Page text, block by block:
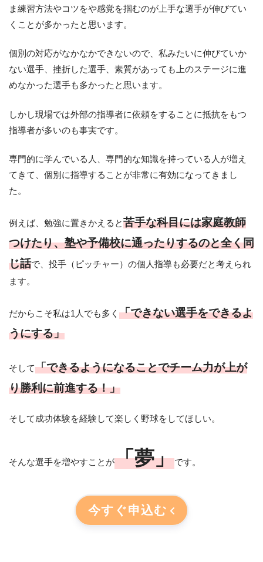
ま練習方法やコツをや感覚を掴むのが上手な選手が伸びてい
くことが多かったと思います。
個別の対応がなかなかできないので、私みたいに伸びていか
ない選手、挫折した選手、素質があっても上のステージに進
めなかった選手も多かったと思います。
しかし現場では外部の指導者に依頼をすることに抵抗をもつ
指導者が多いのも事実です。
専門的に学んでいる人、専門的な知識を持っている人が増え
てきて、個別に指導することが非常に有効になってきまし
た。
例えば、勉強に置きかえると苦手な科目には家庭教師
つけたり、塾や予備校に通ったりするのと全く同
じ話で、投手（ピッチャー）の個人指導も必要だと考えられ
ます。
だからこそ私は1人でも多く 「できない選手をできるよ
うにする」
そして「できるようになることでチーム力が上が
り勝利に前進する！」
そして成功体験を経験して楽しく野球をしてほしい。
そんな選手を増やすことが「夢」です。
今すぐ申込む